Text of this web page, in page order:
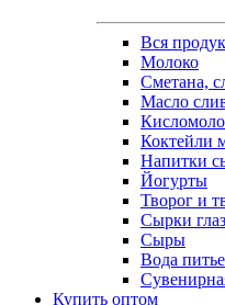
Вся
Молоко
Сметана,
Масло
Коктейли
Напитки
Йогурты
Творог и
Сырки
Сыры
Вода
Купить оптом